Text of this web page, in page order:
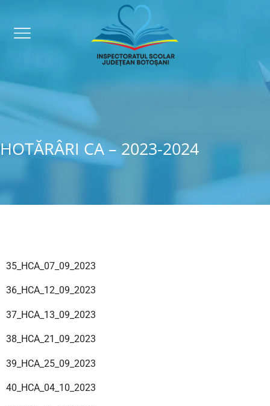
HOTĂRÂRI CA – 2023-2024
35_HCA_07_09_2023
36_HCA_12_09_2023
37_HCA_13_09_2023
38_HCA_21_09_2023
39_HCA_25_09_2023
40_HCA_04_10_2023